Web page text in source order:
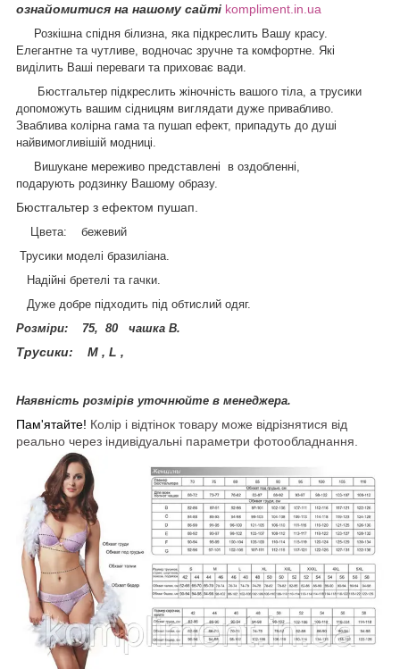
ознайомитися на нашому сайті kompliment.in.ua
Розкішна спідня білизна, яка підкреслить Вашу красу.
Елегантне та чутливе, водночас зручне та комфортне. Які
виділить Ваші переваги та приховає вади.
Бюстгальтер підкреслить жіночність вашого тіла, а трусики
допоможуть вашим сідницям виглядати дуже привабливо.
Зваблива колірна гама та пушап ефект, припадуть до душі
найвимогливішій модниці.
Вишукане мереживо представлені в оздобленні,
подарують родзинку Вашому образу.
Бюстгальтер з ефектом пушап.
Цвета: бежевий
Трусики моделі бразиліана.
Надійні бретелі та гачки.
Дуже добре підходить під обтислий одяг.
Розміри: 75, 80 чашка В.
Трусики: M , L ,
Наявність розмірів уточнюйте в менеджера.
Пам'ятайте! Колір і відтінок товару може відрізнятися від
реально через індивідуальні параметри фотообладнання.